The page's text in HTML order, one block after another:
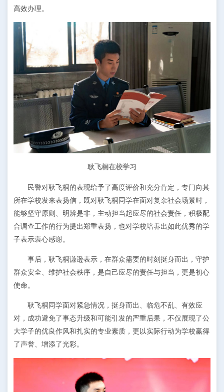
高效办理。
耿飞桐在校学习
民警对耿飞桐的表现给予了高度评价和充分肯定，专门向其
所在学校发来表扬信，既对耿飞桐同学在面对复杂社会场景时，
能够坚守原则、明辨是非，主动担当起应尽的社会责任，积极配
合调查工作的行为提出郑重表扬，也对学校培养出如此优秀的学
子表示衷心感谢。
事后，耿飞桐谦逊表示，在群众需要的时刻挺身而出，守护
群众安全、维护社会秩序，是自己应尽的责任与担当，更是初心
使命。
耿飞桐同学面对紧急情况，挺身而出、临危不乱、有效应
对，成功避免了事态升级和可能引发的严重后果，不仅展现了公
大学子的优良作风和扎实的专业素质，更以实际行动为学校赢得
了声誉、增添了光彩。